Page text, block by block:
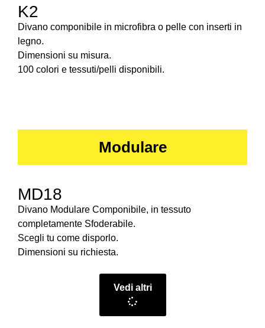
K2
Divano componibile in microfibra o pelle con inserti in
legno.
Dimensioni su misura.
100 colori e tessuti/pelli disponibili.
Modulare
MD18
Divano Modulare Componibile, in tessuto
completamente Sfoderabile.
Scegli tu come disporlo.
Dimensioni su richiesta.
Vedi altri